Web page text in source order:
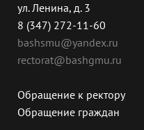
ул. Ленина, д. 3
8 (347) 272-11-60
bashsmu@yandex.ru
rectorat@bashgmu.ru
Обращение к ректору
Обращение граждан